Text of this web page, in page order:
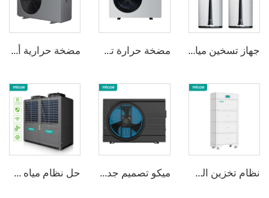
جهاز تسخين مياه ميكو بزاوية 75 درجة باستخدام تقنية R290 المدمجة والمثبتة على الحائط مضخة حرارة تسخين ماء بتقنية العاكس DC ومادّة التبريد R32 من Micoe مضخة حرارية أحادية الكتلة R290 لتسخين المياه
نظام تخزين الطاقة السكني المثبت ميكو تصميم جديد R32 كامل عكسي التحكم بـ WIFI DC مصدر الهواء مضخة حرارة حوض سباحة إلى أوروبا حل نظام مياه ساخنة ثنائي المضخة باستخدام مادّة تبريد MICOER410 لمجالات تجاريّة وصناعيّة